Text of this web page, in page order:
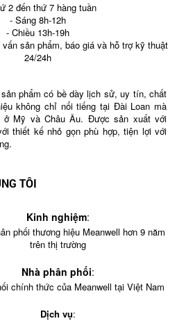
2 đến thứ 7 hàng tuần
- Sáng 8h-12h
- Chiều 13h-19h
sản phẩm, báo giá và hỗ trợ kỹ thuật
24/24h
phẩm có bề dày lịch sử, uy tín, chất
không chỉ nổi tiếng tại Đài Loan mà
ở Mỹ và Châu Âu. Được sản xuất với
thiết kế nhỏ gọn phù hợp, tiện lợi với
TÔI
Kinh nghiệm:
phối thương hiệu Meanwell hơn 9 năm
trên thị trường
Nhà phân phối:
chính thức của Meanwell tại Việt Nam
Dịch vụ: